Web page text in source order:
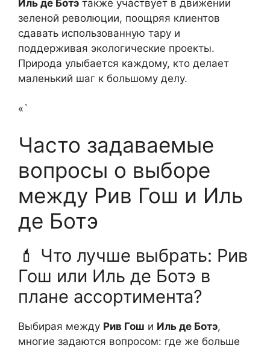
Иль де Ботэ также участвует в движении
зеленой революции, поощряя клиентов
сдавать использованную тару и
поддерживая экологические проекты.
Природа улыбается каждому, кто делает
маленький шаг к большому делу.
«`
Часто задаваемые
вопросы о выборе
между Рив Гош и Иль
де Ботэ
💄 Что лучше выбрать: Рив
Гош или Иль де Ботэ в
плане ассортимента?
Выбирая между Рив Гош и Иль де Ботэ,
многие задаются вопросом: где же больше